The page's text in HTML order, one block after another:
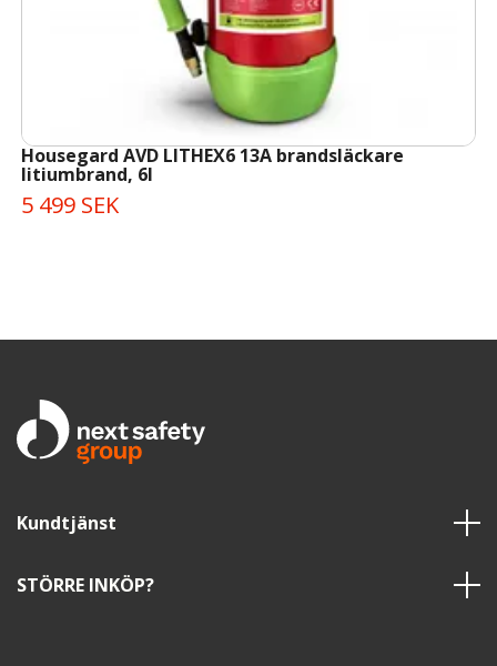
Housegard AVD LITHEX6 13A brandsläckare
litiumbrand, 6l
5 499 SEK
Kundtjänst
STÖRRE INKÖP?